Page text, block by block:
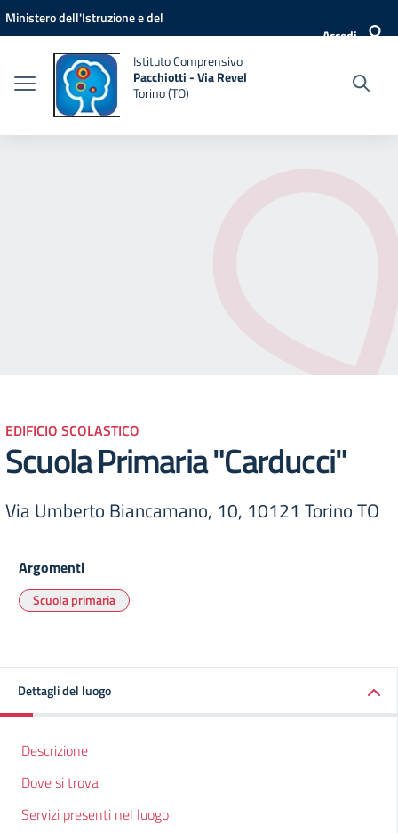
Vai ai contenuti
Vai al menu di navigazione
Vai al footer
Ministero dell'Istruzione e del
Accedi
Istituto Comprensivo
Pacchiotti - Via Revel
Torino (TO)
EDIFICIO SCOLASTICO
Scuola Primaria "Carducci"
Via Umberto Biancamano, 10, 10121 Torino TO
Argomenti
Scuola primaria
Dettagli del luogo
Descrizione
Dove si trova
Servizi presenti nel luogo